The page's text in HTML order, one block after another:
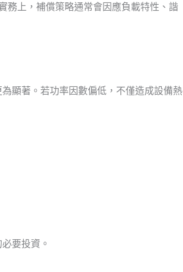
務上，補償策略通常會因應負載特性、諧
顯著。若功率因數偏低，不僅造成設備熱
要投資。